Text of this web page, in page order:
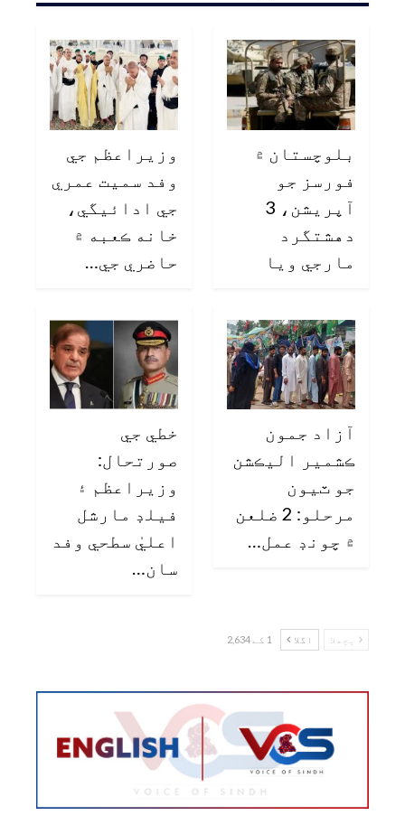
بلوچستان ۾
فورسز جو
آپريشن، 3
دهشتگرد
مارجي ويا
وزيراعظم جي
وفد سميت عمري
جي ادائيگي،
خانه ڪعبه ۾
حاضري جي…
آزاد جمون
ڪشمير اليڪشن
جو ٽيون
مرحلو: 2 ضلعن
۾ چونڊ عمل…
خطي جي
صورتحال:
وزيراعظم ۽
فيلڊ مارشل
اعليٰ سطحي وفد
سان…
پچھلا اگلا 1 کے 2,634